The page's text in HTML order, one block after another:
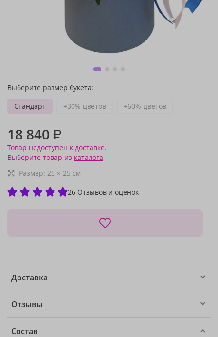
Выберите размер букета:
Стандарт
+30% цветов +60% цветов
18 840 ₽
Товар недоступен к доставке.
Выберите товар из каталога
Размер: 25 × 25 см
26 Отзывов и оценок
Доставка
Отзывы
Состав